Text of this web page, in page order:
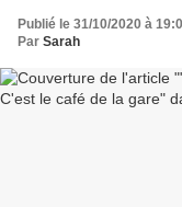
Publié le 31/10/2020 à
Par Sarah